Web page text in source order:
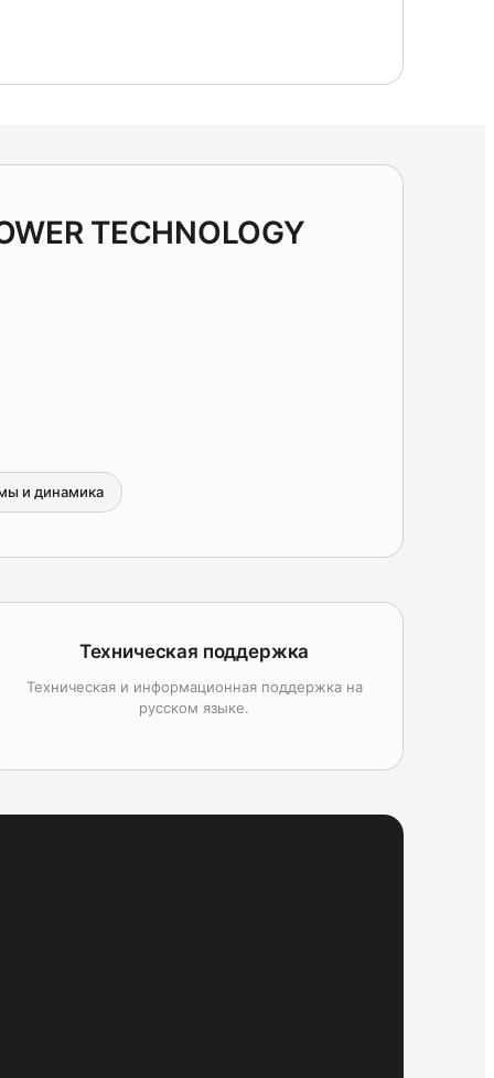
TECHNOLOGY
и динамика
Техническая поддержка
Техническая и информационная поддержка на
русском языке.